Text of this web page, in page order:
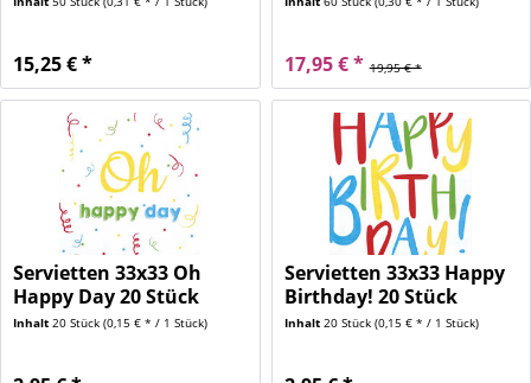
15,25 € * 19,95 € *
17,95 € *
Servietten 33x33 Oh
Happy Day 20 Stück
Inhalt20 Stück(0,15 € * / 1 Stück)
Servietten 33x33 Happy
Birthday! 20 Stück
Inhalt 20 Stück (0,15 € * / 1 Stück)